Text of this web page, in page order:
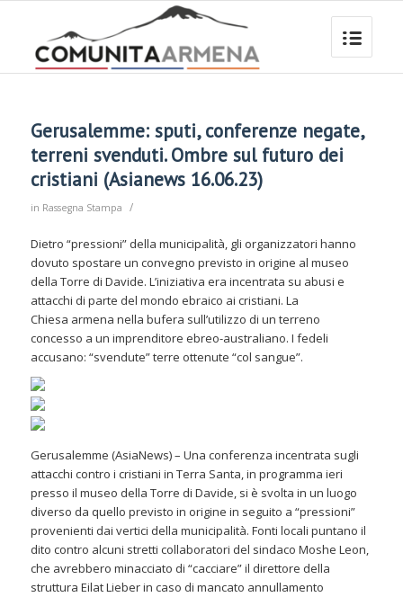
Gerusalemme: sputi, conferenze negate,
terreni svenduti. Ombre sul futuro dei
cristiani (Asianews 16.06.23)
in Rassegna Stampa /
Dietro “pressioni” della municipalità, gli organizzatori hanno
dovuto spostare un convegno previsto in origine al museo
della Torre di Davide. L’iniziativa era incentrata su abusi e
attacchi di parte del mondo ebraico ai cristiani. La
Chiesa armena nella bufera sull’utilizzo di un terreno
concesso a un imprenditore ebreo-australiano. I fedeli
accusano: “svendute” terre ottenute “col sangue”.
Gerusalemme (AsiaNews) – Una conferenza incentrata sugli
attacchi contro i cristiani in Terra Santa, in programma ieri
presso il museo della Torre di Davide, si è svolta in un luogo
diverso da quello previsto in origine in seguito a “pressioni”
provenienti dai vertici della municipalità. Fonti locali puntano il
dito contro alcuni stretti collaboratori del sindaco Moshe Leon,
che avrebbero minacciato di “cacciare” il direttore della
struttura Eilat Lieber in caso di mancato annullamento